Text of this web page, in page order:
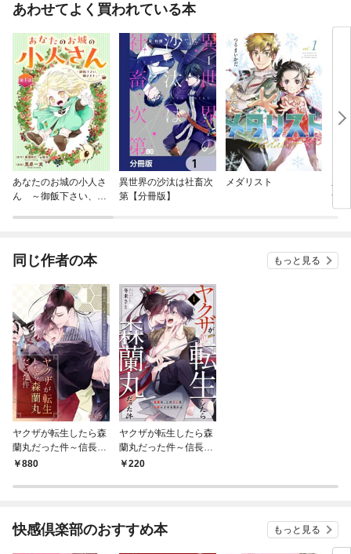
あわせてよく買われている本
あなたのお城の小人さ
ん ～御飯下さい、働
異世界の沙汰は社畜次
第【分冊版】
メダリスト
ナ～
同じ作者の本 もっと見る
ヤクザが転生したら森
蘭丸だった件～信長
め、このオレを小姓に
単行本版おまけ付き】
880
ヤクザが転生したら森
蘭丸だった件～信長
め、このオレを小姓に
220
快感倶楽部のおすすめ本 もっと見る